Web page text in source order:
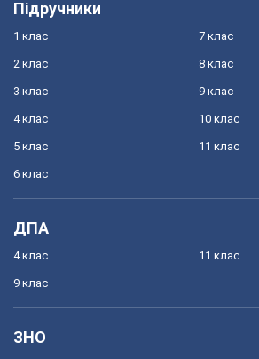
Підручники
1 клас
2 клас
3 клас
4 клас
5 клас
6 клас
7 клас
8 клас
9 клас
10 клас
11 клас
ДПА
4 клас
9 клас
11 клас
ЗНО